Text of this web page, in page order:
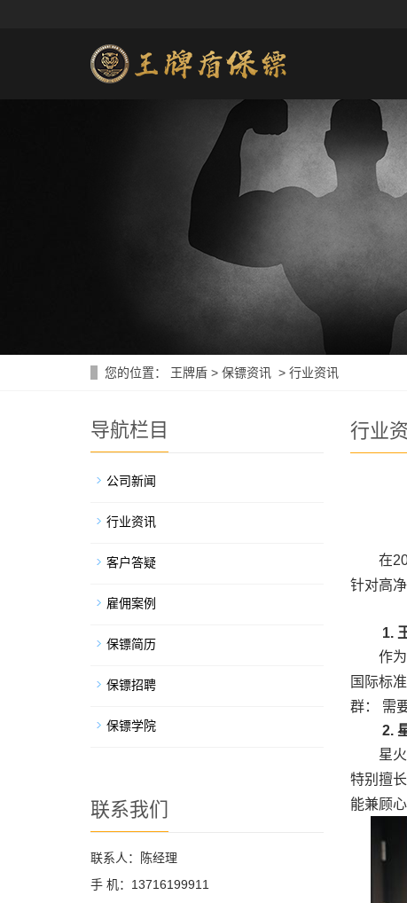
您的位置： 王牌盾 > 保镖资讯 > 行业资讯
行业
在
针对高
1.
作
国际标
群： 需
2.
星
特别擅
能兼顾
导航栏目
公司新闻
行业资讯
客户答疑
雇佣案例
保镖简历
保镖招聘
保镖学院
联系我们
联系人：陈经理
手 机：13716199911